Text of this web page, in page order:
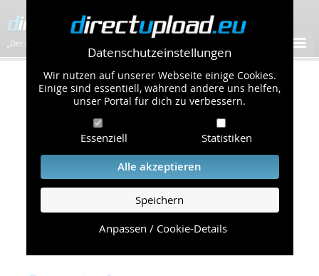
Datenschutzeinstellungen
Wir nutzen auf unserer Webseite einige Cookies.
Einige sind essentiell, während andere uns helfen,
unser Portal für dich zu verbessern.
Essenziell Statistiken
Alle akzeptieren
Speichern
Anpassen / Cookie-Details
„Der schnellste Bilder-Hoster im Web!”
Kontakt & Support
Um eine schnelle und unkomplizierte
Bearbeitung Ihres Problems zu gewährleisten,
bitten wir Sie,
folgende Punkte zu beachten und einzuhalten.
Die schnellste Hilfe finden Sie auf unserer
Seite, die die häufig gestellten Fragen